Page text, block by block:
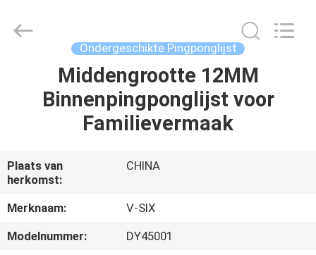
PRODUCTEN
OVER
ONS
FABRIEKSTOCHT
Ltd..
Ondergeschikte Pingponglijst
Middengrootte 12MM
Binnenpingponglijst voor
Familievermaak
Plaats van
herkomst:
CHINA
Merknaam:
V-SIX
Modelnummer:
DY45001